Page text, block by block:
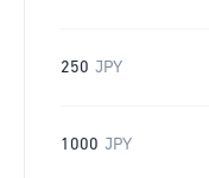
250 JPY
1000 JPY